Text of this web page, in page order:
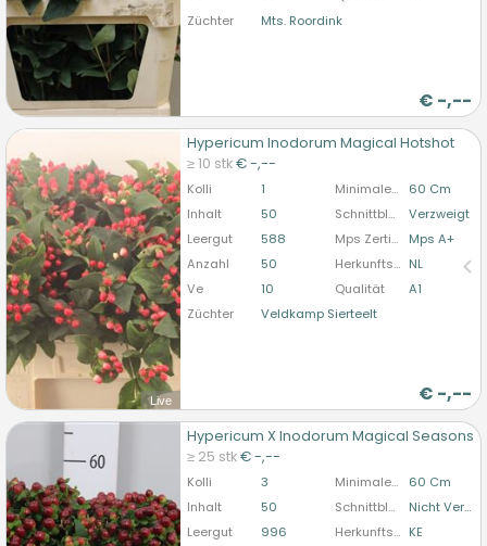
Züchter
Mts. Roordink
€ -,--
Live
Hypericum Inodorum Magical Hotshot
≥ 10 stk€ -,--
Kolli 1 Minimale Stiellänge
60 Cm
Inhalt
50 Schnittblumenform
Verzweigt
Leergut
588 Mps Zertifizierung
Mps A+
Anzahl
50 Herkunftsland NL
Ve
10 Qualität
A1
Züchter
Veldkamp Sierteelt
€ -,--
Hypericum Inodorum Magical Hotshot
U moet ingelogd zijn om te kunnen kopen.
Hier
bitte anmelden
Hypericum X Inodorum Magical Seasons
≥ 25 stk€ -,--
Kolli 3 Minimale Stiellänge
60 Cm
Inhalt
50 Schnittblumenform
Nicht Verzweigt
Leergut
996 Herkunftsland KE
Hypericum X Inodorum Magical Seasons
U moet ingelogd zijn om te kunnen kopen.
Hier
bitte anmelden